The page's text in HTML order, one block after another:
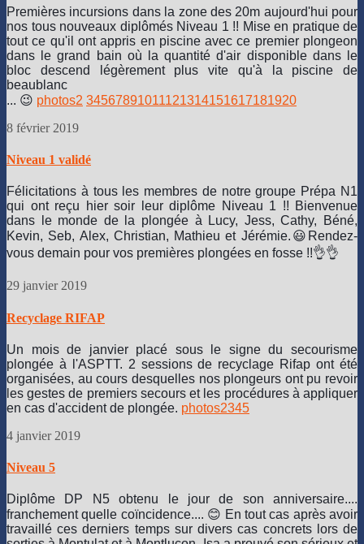
Premières incursions dans la zone des 20m aujourd'hui pour
nos tous nouveaux diplômés Niveau 1 !! Mise en pratique de
tout ce qu'il ont appris en piscine avec ce premier plongeon
dans le grand bain où la quantité d'air disponible dans le
bloc descend légèrement plus vite qu'à la piscine de
beaublanc
... 😉 photos2 34567891011121314151617181920
8 février 2019
Niveau 1 validé
Félicitations à tous les membres de notre groupe Prépa N1
qui ont reçu hier soir leur diplôme Niveau 1 !! Bienvenue
dans le monde de la plongée à Lucy, Jess, Cathy, Béné,
Kevin, Seb, Alex, Christian, Mathieu et Jérémie. 😃 Rendez-
vous demain pour vos premières plongées en fosse !!👌👌
29 janvier 2019
Recyclage RIFAP
Un mois de janvier placé sous le signe du secourisme
plongée à l'ASPTT. 2 sessions de recyclage Rifap ont été
organisées, au cours desquelles nos plongeurs ont pu revoir
les gestes de premiers secours et les procédures à appliquer
en cas d'accident de plongée. photos2345
4 janvier 2019
Niveau 5
Diplôme DP N5 obtenu le jour de son anniversaire....
franchement quelle coïncidence.... 😊 En tout cas après avoir
travaillé ces derniers temps sur divers cas concrets lors de